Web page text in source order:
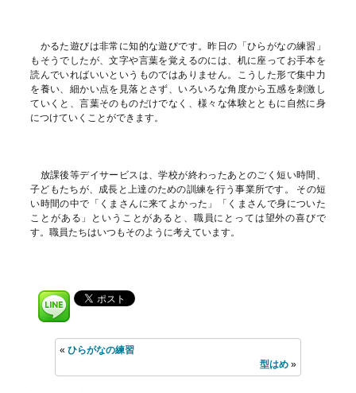
かるた遊びは非常に知的な遊びです。昨日の「ひらがなの練習」
もそうでしたが、文字や言葉を覚えるのには、机に座ってお手本を
読んでいればいいというものではありません。こうした形で集中力
を養い、細かい点を見落とさず、いろいろな角度から五感を刺激し
ていくと、言葉そのものだけでなく、様々な体験とともに自然に身
につけていくことができます。
放課後等デイサービスは、学校が終わったあとのごく短い時間、
子どもたちが、成長と上達のための訓練を行う事業所です。 その短
い時間の中で「くまさんに来てよかった」「くまさんで身についた
ことがある」ということがあると、職員にとっては望外の喜びで
す。職員たちはいつもそのように考えています。
«ひらがなの練習
型はめ»